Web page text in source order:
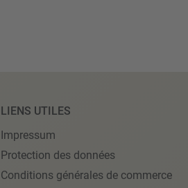
LIENS UTILES
Impressum
Protection des données
Conditions générales de commerce